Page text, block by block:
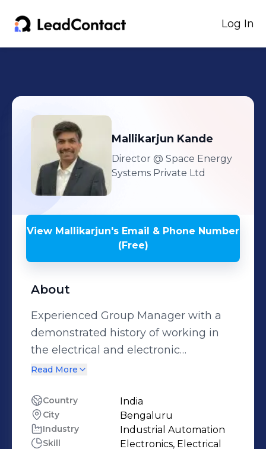
Log In
Mallikarjun Kande
Director @ Space Energy
Systems Private Ltd
View Mallikarjun's Email & Phone Number
(Free)
About
Experienced Group Manager with a
demonstrated history of working in
the electrical and electronic
manufacturing industry. Skilled in
Embedded Software, Matlab,
Engineering, and Embedded
Systems. Strong operations
Read More
Country India
City Bengaluru
Industry Industrial Automation
Skill
Electronics, Electrical